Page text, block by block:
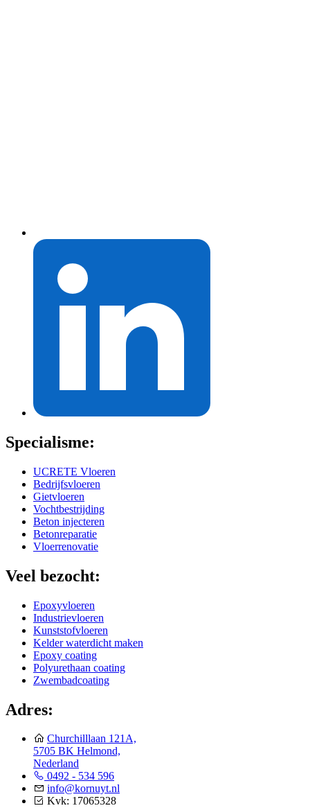
Specialisme:
UCRETE Vloeren
Bedrijfsvloeren
Gietvloeren
Vochtbestrijding
Beton injecteren
Betonreparatie
Vloerrenovatie
Veel bezocht:
Epoxyvloeren
Industrievloeren
Kunststofvloeren
Kelder waterdicht maken
Epoxy coating
Polyurethaan coating
Zwembadcoating
Adres:
Churchilllaan 121A,
5705 BK Helmond,
Nederland
0492 - 534 596
info@kornuyt.nl
Kvk: 17065328